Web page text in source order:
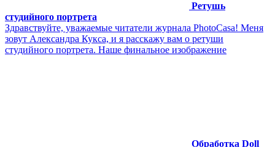
Ретушь
студийного портрета
Здравствуйте, уважаемые читатели журнала PhotoCasa! Меня
зовут Александра Кукса, и я расскажу вам о ретуши
студийного портрета. Наше финальное изображение
Обработка Doll